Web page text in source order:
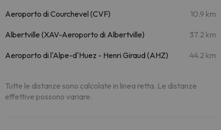
Aeroporto di Courchevel (CVF) 10.9 km
Albertville (XAV-Aeroporto di Albertville) 37.2 km
Aeroporto di l'Alpe-d'Huez - Henri Giraud (AHZ) 44.2 km
Tutte le distanze sono calcolate in linea retta. Le distanze
effettive possono variare.